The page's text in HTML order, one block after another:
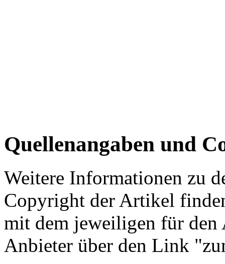
Quellenangaben und
Weitere Informationen zu
Copyright der Artikel
mit dem jeweiligen für
Anbieter über den Link